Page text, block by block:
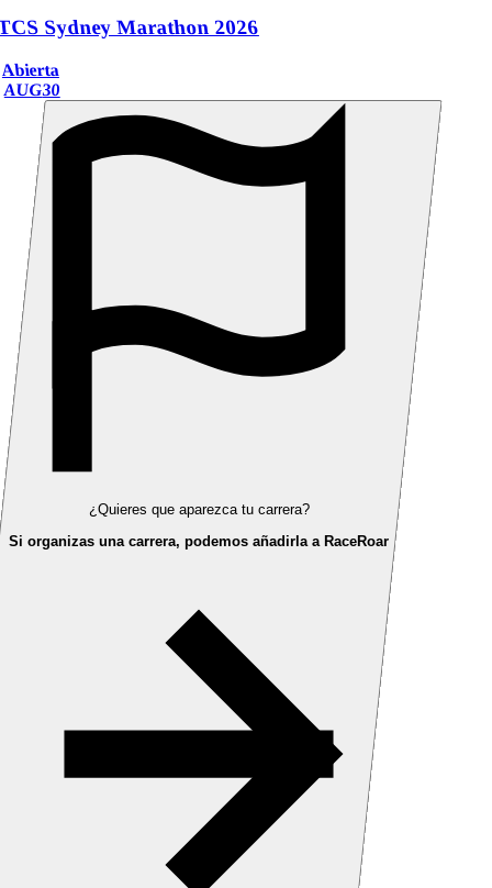
Sydney Marathon 2026
Abierta
AUG30
¿Quieres que aparezca tu carrera?
Si organizas una carrera, podemos añadirla a RaceRoar